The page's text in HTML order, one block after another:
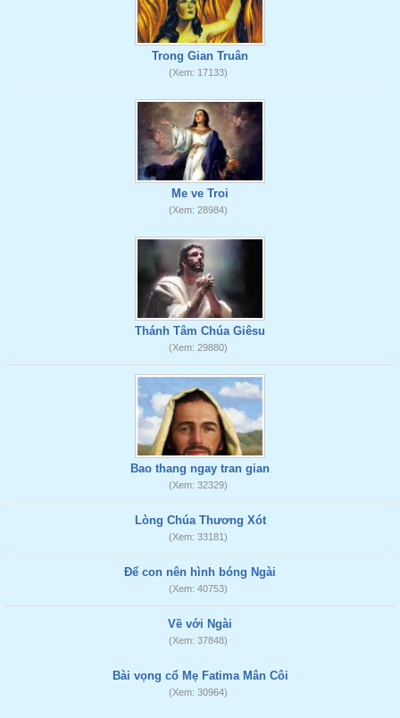
Trong Gian Truân
(Xem: 17133)
Me ve Troi
(Xem: 28984)
Thánh Tâm Chúa Giêsu
(Xem: 29880)
Bao thang ngay tran gian
(Xem: 32329)
Lòng Chúa Thương Xót
(Xem: 33181)
Để con nên hình bóng Ngài
(Xem: 40753)
Về với Ngài
(Xem: 37848)
Bài vọng cổ Mẹ Fatima Mân Côi
(Xem: 30964)